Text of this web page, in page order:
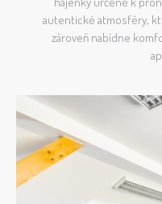
autentické atmosféry,
zároveň nabídne